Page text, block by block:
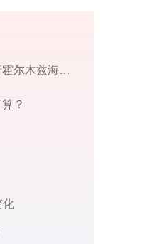
峡 对违规者重罚
？
化